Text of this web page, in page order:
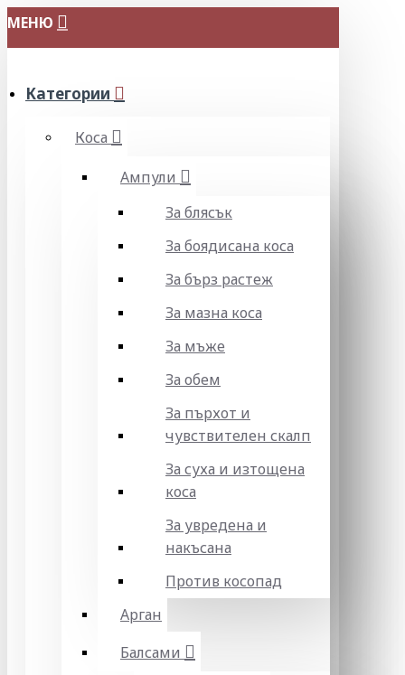
МЕНЮ
Категории
Коса
Ампули
За блясък
За боядисана коса
За бърз растеж
За мазна коса
За мъже
За обем
За пърхот и
чувствителен скалп
За суха и изтощена
коса
За увредена и
накъсана
Против косопад
Арган
Балсами